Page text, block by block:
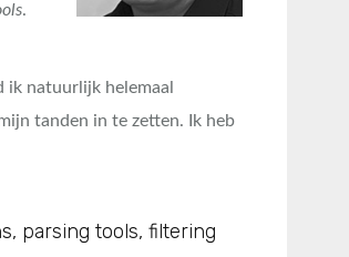
.
ik natuurlijk helemaal
tanden in te zetten. Ik heb
parsing tools, filtering